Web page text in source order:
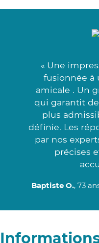
« Une
fusionnée à
amicale . Un
qui garantit
plus
définie. Les
par nos
précises
Baptiste O., 73